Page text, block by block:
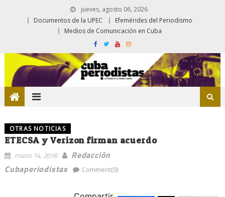
jueves, agosto 06, 2026
Documentos de la UPEC
Efemérides del Periodismo
Medios de Comunicación en Cuba
OTRAS NOTICIAS
ETECSA y Verizon firman acuerdo
marzo 14, 2016
Redacción
Cubaperiodistas
Comment(0)